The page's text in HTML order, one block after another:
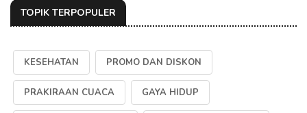
TOPIK TERPOPULER
KESEHATAN PROMO DAN DISKON
PRAKIRAAN CUACA GAYA HIDUP